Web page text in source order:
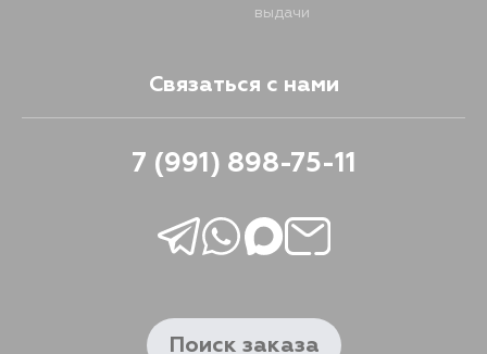
выдачи
Связаться с нами
7 (991) 898-75-11
Поиск заказа